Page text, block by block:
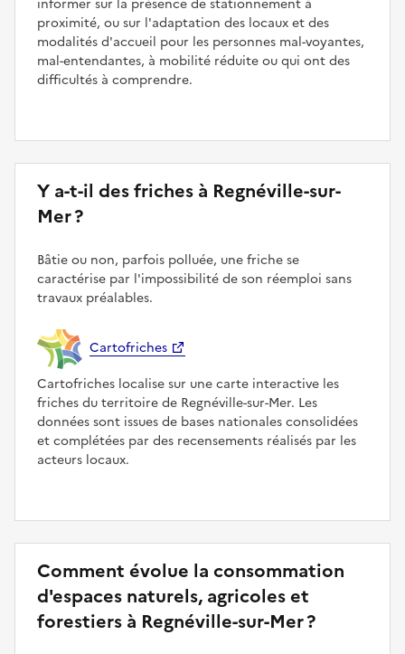
proximité, ou sur l'adaptation des locaux et des
modalités d'accueil pour les personnes mal-voyantes,
mal-entendantes, à mobilité réduite ou qui ont des
difficultés à comprendre.
Y a-t-il des friches à Regnéville-sur-
Mer ?
Bâtie ou non, parfois polluée, une friche se
caractérise par l'impossibilité de son réemploi sans
travaux préalables.
Cartofriches
Cartofriches localise sur une carte interactive les
friches du territoire de Regnéville-sur-Mer. Les
données sont issues de bases nationales consolidées
et complétées par des recensements réalisés par les
acteurs locaux.
Comment évolue la consommation
d'espaces naturels, agricoles et
forestiers à Regnéville-sur-Mer ?